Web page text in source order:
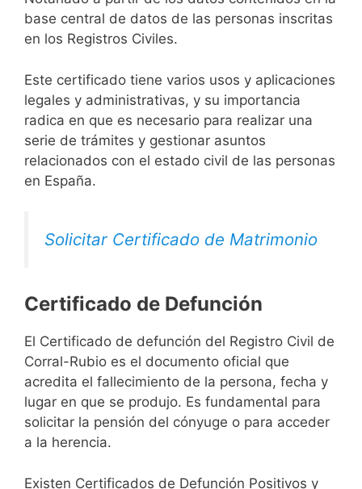
base central de datos de las personas inscritas
en los Registros Civiles.
Este certificado tiene varios usos y aplicaciones
legales y administrativas, y su importancia
radica en que es necesario para realizar una
serie de trámites y gestionar asuntos
relacionados con el estado civil de las personas
en España.
Solicitar Certificado de Matrimonio
Certificado de Defunción
El Certificado de defunción del Registro Civil de
Corral-Rubio es el documento oficial que
acredita el fallecimiento de la persona, fecha y
lugar en que se produjo. Es fundamental para
solicitar la pensión del cónyuge o para acceder
a la herencia.
Existen Certificados de Defunción Positivos y